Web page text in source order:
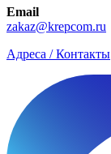
Email
zakaz@krepcom.ru
Адреса / Контакты